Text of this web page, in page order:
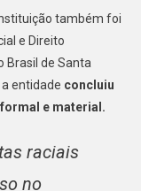
também foi
e Direito
Brasil de Santa
entidade concluiu
e material.
raciais
no